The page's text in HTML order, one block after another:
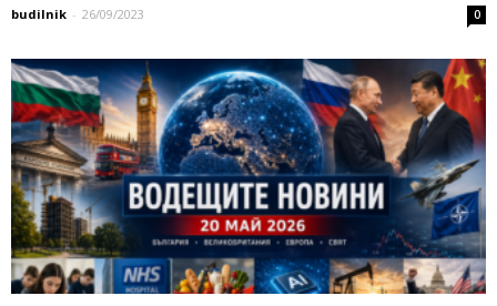
budilnik - 26/09/2023 0